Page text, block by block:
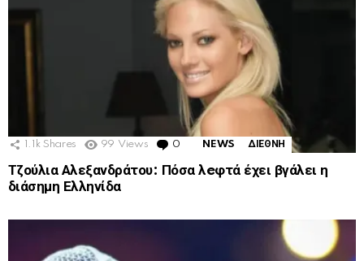
1.1k Shares 99 Views 0 Comments
NEWS ΔΙΕΘΝΗ
Τζούλια Αλεξανδράτου: Πόσα λeφτά έχει βγάλει η
διάσημη Ελληνίδα